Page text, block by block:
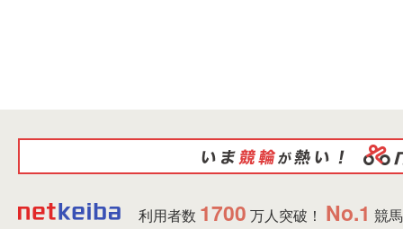
利用者数 1700 万人突破！ No.1 競